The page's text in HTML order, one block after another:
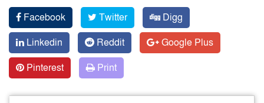
Facebook Twitter
Digg
Linkedin
Reddit
Google Plus
Pinterest
Print